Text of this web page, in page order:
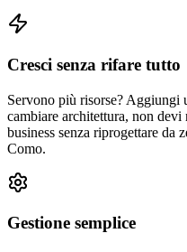
Cresci senza rifare tutto
Servono più risorse? Aggiungi
cambiare architettura, non
business senza riprogettare da
Como.
Gestione semplice